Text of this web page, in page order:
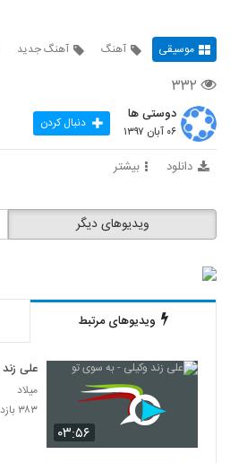
موسیقی آهنگ آهنگ جدید
۳۳۲
دوستی ها
۰۶ آبان ۱۳۹۷ دنبال کردن
دانلود بیشتر
ویدیوهای دیگر
ویدیوهای مرتبط
۰۳:۵۶
علی
میلاد
۳۸۳ بازدید